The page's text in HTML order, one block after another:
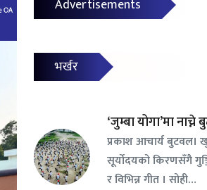
Advertisements
भर्खर
‘जुम्बा योगा’मा
प्रकाश आचार्य बुटवल।
सूर्योदयको किरणसँगै
र विभिन्न गीत । सोही…